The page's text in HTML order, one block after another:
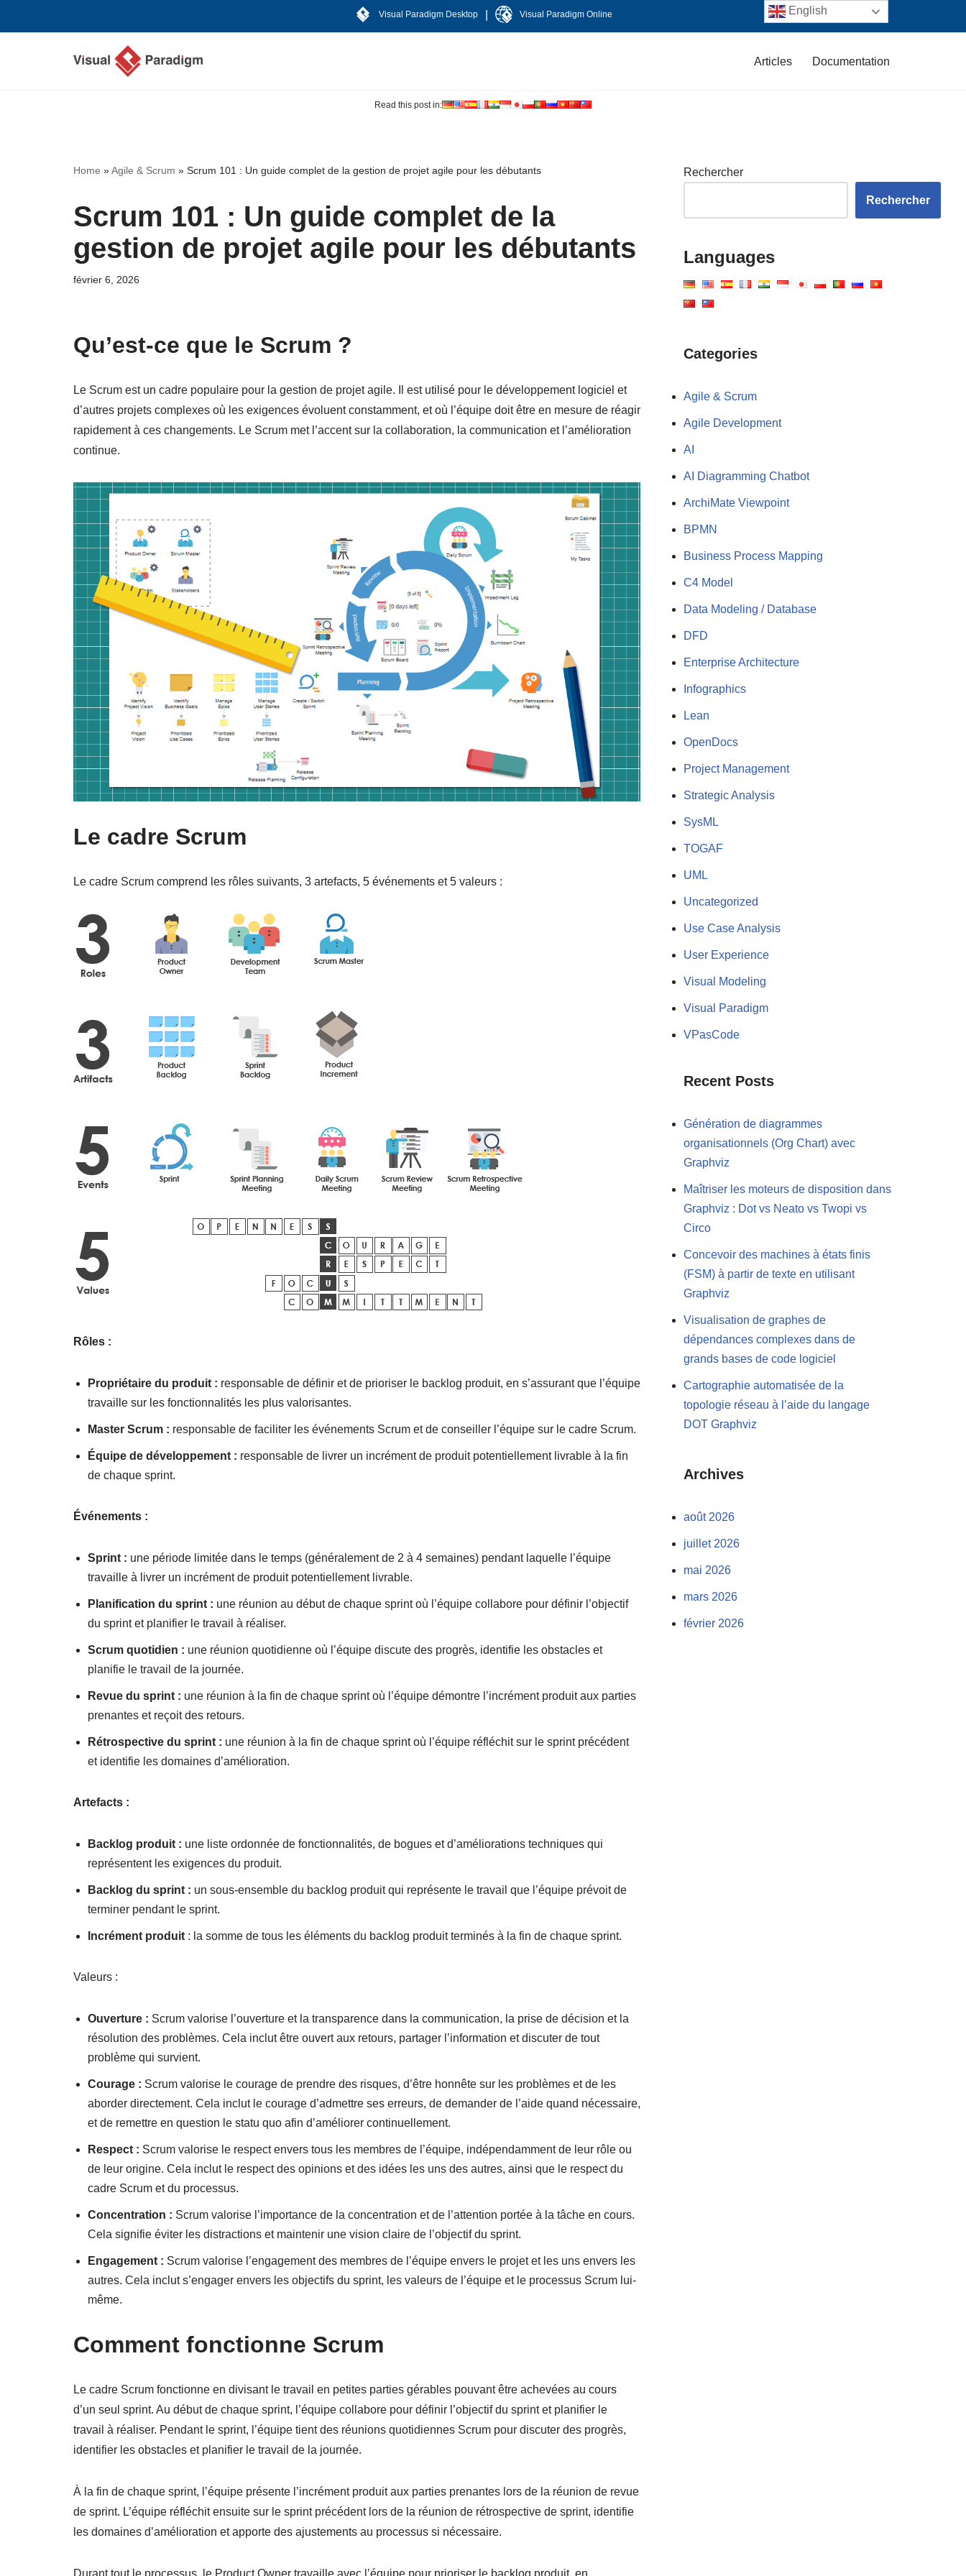
Visual Paradigm Desktop Visual Paradigm Online
Articles Documentation
Read this post in:
Home »Agile & Scrum » Scrum 101 : Un guide complet de la gestion de projet agile pour les débutants
Scrum 101 : Un guide complet de la
gestion de projet agile pour les débutants
février 6, 2026
Qu’est-ce que le Scrum ?
Le Scrum est un cadre populaire pour la gestion de projet agile. Il est utilisé pour le développement logiciel et
d’autres projets complexes où les exigences évoluent constamment, et où l’équipe doit être en mesure de réagir
rapidement à ces changements. Le Scrum met l’accent sur la collaboration, la communication et l’amélioration
continue.
Le cadre Scrum
Le cadre Scrum comprend les rôles suivants, 3 artefacts, 5 événements et 5 valeurs :
Rôles :
Propriétaire du produit : responsable de définir et de prioriser le backlog produit, en s’assurant que l’équipe
travaille sur les fonctionnalités les plus valorisantes.
Master Scrum : responsable de faciliter les événements Scrum et de conseiller l’équipe sur le cadre Scrum.
Équipe de développement : responsable de livrer un incrément de produit potentiellement livrable à la fin
de chaque sprint.
Événements :
Sprint : une période limitée dans le temps (généralement de 2 à 4 semaines) pendant laquelle l’équipe
travaille à livrer un incrément de produit potentiellement livrable.
Planification du sprint : une réunion au début de chaque sprint où l’équipe collabore pour définir l’objectif
du sprint et planifier le travail à réaliser.
Scrum quotidien : une réunion quotidienne où l’équipe discute des progrès, identifie les obstacles et
planifie le travail de la journée.
Revue du sprint : une réunion à la fin de chaque sprint où l’équipe démontre l’incrément produit aux parties
prenantes et reçoit des retours.
Rétrospective du sprint : une réunion à la fin de chaque sprint où l’équipe réfléchit sur le sprint précédent
et identifie les domaines d’amélioration.
Artefacts :
Backlog produit : une liste ordonnée de fonctionnalités, de bogues et d’améliorations techniques qui
représentent les exigences du produit.
Backlog du sprint : un sous-ensemble du backlog produit qui représente le travail que l’équipe prévoit de
terminer pendant le sprint.
Incrément produit : la somme de tous les éléments du backlog produit terminés à la fin de chaque sprint.
Valeurs :
Ouverture : Scrum valorise l’ouverture et la transparence dans la communication, la prise de décision et la
résolution des problèmes. Cela inclut être ouvert aux retours, partager l’information et discuter de tout
problème qui survient.
Courage : Scrum valorise le courage de prendre des risques, d’être honnête sur les problèmes et de les
aborder directement. Cela inclut le courage d’admettre ses erreurs, de demander de l’aide quand nécessaire,
et de remettre en question le statu quo afin d’améliorer continuellement.
Respect : Scrum valorise le respect envers tous les membres de l’équipe, indépendamment de leur rôle ou
de leur origine. Cela inclut le respect des opinions et des idées les uns des autres, ainsi que le respect du
cadre Scrum et du processus.
Concentration : Scrum valorise l’importance de la concentration et de l’attention portée à la tâche en cours.
Cela signifie éviter les distractions et maintenir une vision claire de l’objectif du sprint.
Engagement : Scrum valorise l’engagement des membres de l’équipe envers le projet et les uns envers les
autres. Cela inclut s’engager envers les objectifs du sprint, les valeurs de l’équipe et le processus Scrum lui-
même.
Comment fonctionne Scrum
Le cadre Scrum fonctionne en divisant le travail en petites parties gérables pouvant être achevées au cours
d’un seul sprint. Au début de chaque sprint, l’équipe collabore pour définir l’objectif du sprint et planifier le
travail à réaliser. Pendant le sprint, l’équipe tient des réunions quotidiennes Scrum pour discuter des progrès,
identifier les obstacles et planifier le travail de la journée.
À la fin de chaque sprint, l’équipe présente l’incrément produit aux parties prenantes lors de la réunion de revue
de sprint. L’équipe réfléchit ensuite sur le sprint précédent lors de la réunion de rétrospective de sprint, identifie
les domaines d’amélioration et apporte des ajustements au processus si nécessaire.
Durant tout le processus, le Product Owner travaille avec l’équipe pour prioriser le backlog produit, en
Rechercher
Rechercher
Languages
Categories
Agile & Scrum
Agile Development
AI
AI Diagramming Chatbot
ArchiMate Viewpoint
BPMN
Business Process Mapping
C4 Model
Data Modeling / Database
DFD
Enterprise Architecture
Infographics
Lean
OpenDocs
Project Management
Strategic Analysis
SysML
TOGAF
UML
Uncategorized
Use Case Analysis
User Experience
Visual Modeling
Visual Paradigm
VPasCode
Recent Posts
Génération de diagrammes
organisationnels (Org Chart) avec
Graphviz
Maîtriser les moteurs de disposition dans
Graphviz : Dot vs Neato vs Twopi vs
Circo
Concevoir des machines à états finis
(FSM) à partir de texte en utilisant
Graphviz
Visualisation de graphes de
dépendances complexes dans de
grands bases de code logiciel
Cartographie automatisée de la
topologie réseau à l’aide du langage
DOT Graphviz
Archives
août 2026
juillet 2026
mai 2026
mars 2026
février 2026
English